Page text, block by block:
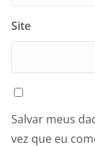
Site
Salvar meus
vez que eu